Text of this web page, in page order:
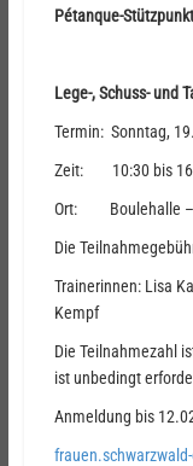
Pétanque-
Lege-, Schuss- und
Termin: Sonntag,
Zeit: 10:30 bis
Ort: Boulehalle –
Die
Trainerinnen: Lisa
Kempf
Die Teilnahmezahl
ist unbedingt
Anmeldung bis